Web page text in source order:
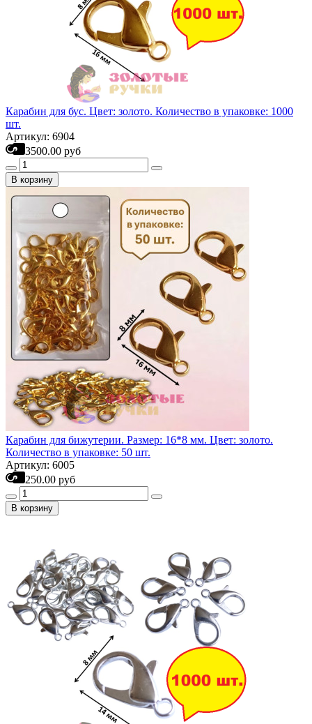
Карабин для бус. Цвет: золото. Количество в упаковке: 1000
шт.
Артикул: 6904
3500.00 руб
В корзину
Карабин для бижутерии. Размер: 16*8 мм. Цвет: золото.
Количество в упаковке: 50 шт.
Артикул: 6005
250.00 руб
В корзину